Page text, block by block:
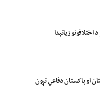
زیاتېدا
او پاکستان دفاعي تړون